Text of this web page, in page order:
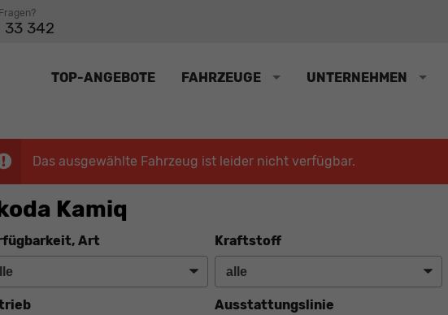
33 342
TOP-ANGEBOTE FAHRZEUGE UNTERNEHMEN
Das ausgewählte Fahrzeug ist leider nicht verfügbar.
Kamiq
Art Kraftstoff
Ausstattungslinie